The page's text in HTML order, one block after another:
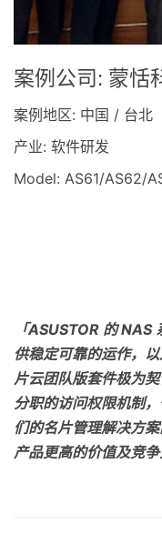
案例公司: 蒙恬
案例地区: 中国 / 台北
产业: 软件研发
Model: AS61/AS62/
「ASUSTOR 的
供稳定可靠的运作，
片云团队版套件极为
分职的访问权限机制
们的名片管理解决方
产品更高的价值及竞